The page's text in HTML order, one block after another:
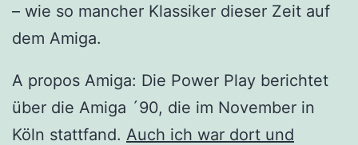
– wie so mancher Klassiker dieser Zeit auf
dem Amiga.
A propos Amiga: Die Power Play berichtet
über die Amiga ´90, die im November in
Köln stattfand. Auch ich war dort und